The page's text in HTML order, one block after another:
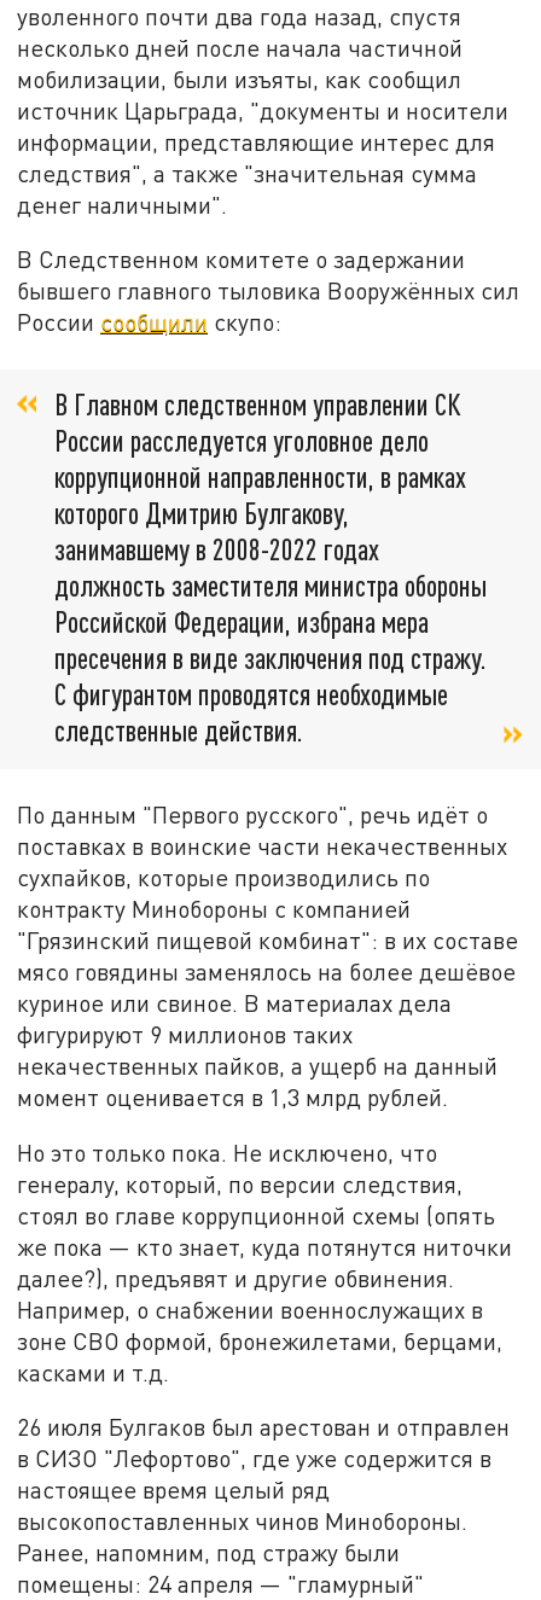
уволенного почти два года назад, спустя
несколько дней после начала частичной
мобилизации, были изъяты, как сообщил
источник Царьграда, "документы и носители
информации, представляющие интерес для
следствия", а также "значительная сумма
денег наличными".
В Следственном комитете о задержании
бывшего главного тыловика Вооружённых сил
России сообщили скупо:
В Главном следственном управлении СК
России расследуется уголовное дело
коррупционной направленности, в рамках
которого Дмитрию Булгакову,
занимавшему в 2008-2022 годах
должность заместителя министра обороны
Российской Федерации, избрана мера
пресечения в виде заключения под стражу.
С фигурантом проводятся необходимые
следственные действия.
По данным "Первого русского", речь идёт о
поставках в воинские части некачественных
сухпайков, которые производились по
контракту Минобороны с компанией
"Грязинский пищевой комбинат": в их составе
мясо говядины заменялось на более дешёвое
куриное или свиное. В материалах дела
фигурируют 9 миллионов таких
некачественных пайков, а ущерб на данный
момент оценивается в 1,3 млрд рублей.
Но это только пока. Не исключено, что
генералу, который, по версии следствия,
стоял во главе коррупционной схемы (опять
же пока — кто знает, куда потянутся ниточки
далее?), предъявят и другие обвинения.
Например, о снабжении военнослужащих в
зоне СВО формой, бронежилетами, берцами,
касками и т.д.
26 июля Булгаков был арестован и отправлен
в СИЗО "Лефортово", где уже содержится в
настоящее время целый ряд
высокопоставленных чинов Минобороны.
Ранее, напомним, под стражу были
помещены: 24 апреля — "гламурный"